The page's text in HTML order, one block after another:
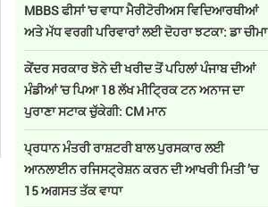
MBBS ਫੀਸਾਂ 'ਚ ਵਾਧਾ ਮੈਰੀਟੋਰੀਅਸ ਵਿਦਿਆਰਥੀਆਂ
ਅਤੇ ਮੱਧ ਵਰਗੀ ਪਰਿਵਾਰਾਂ ਲਈ ਦੋਹਰਾ ਝਟਕਾ: ਡਾ ਚੀਮਾ
ਕੇਂਦਰ ਸਰਕਾਰ ਝੋਨੇ ਦੀ ਖਰੀਦ ਤੋਂ ਪਹਿਲਾਂ ਪੰਜਾਬ ਦੀਆਂ
ਮੰਡੀਆਂ 'ਚ ਪਿਆ 18 ਲੱਖ ਮੀਟ੍ਰਿਕ ਟਨ ਅਨਾਜ ਦਾ
ਪੁਰਾਣਾ ਸਟਾਕ ਚੁੱਕੇਗੀ: CM ਮਾਨ
ਪ੍ਰਧਾਨ ਮੰਤਰੀ ਰਾਸ਼ਟਰੀ ਬਾਲ ਪੁਰਸਕਾਰ ਲਈ
ਆਨਲਾਈਨ ਰਜਿਸਟ੍ਰੇਸ਼ਨ ਕਰਨ ਦੀ ਆਖਰੀ ਮਿਤੀ ’ਚ
15 ਅਗਸਤ ਤੱਕ ਵਾਧਾ